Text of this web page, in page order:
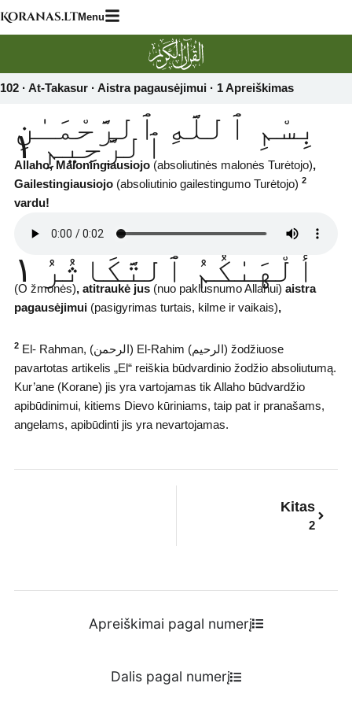
Skip
to
Koranas.ltMenu
102 · At-Takasur · Aistra pagausėjimui · 1 Apreiškimas‎
بِسْمِ ٱللَّهِ ٱلرَّحْمَـٰنِ
ٱلرَّحِيمِ ١
Allaho, Maloningiausiojo(absoliutinės malonės Turėtojo),
Gailestingiausiojo (absoliutinio gailestingumo Turėtojo) 2
vardu!
أَلْهَىٰكُمُ ٱلتَّكَاثُرُ ١(O žmonės), atitraukė jus (nuo paklusnumo Allahui) aistra
pagausėjimui(pasigyrimas turtais, kilme ir vaikais),
2El- Rahman, (ﺍﻟﺮﺣﻤﻦ) El-Rahim (ﺍﻟﺮﺣﻴﻢ) žodžiuose
pavartotas artikelis „El“ reiškia būdvardinio žodžio absoliutumą.
Kur’ane (Korane) jis yra vartojamas tik Allaho būdvardžio
apibūdinimui, kitiems Dievo kūriniams, taip pat ir pranašams,
angelams, apibūdinti jis yra nevartojamas.
Kitas
2
Apreiškimai pagal numerį
Dalis pagal numerį